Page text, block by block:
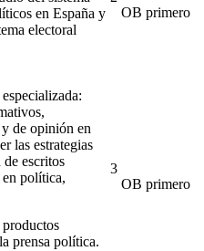
en España y
electoral
OB primero
de opinión en
las estrategias
escritos
en política,
prensa política.
3
OB primero